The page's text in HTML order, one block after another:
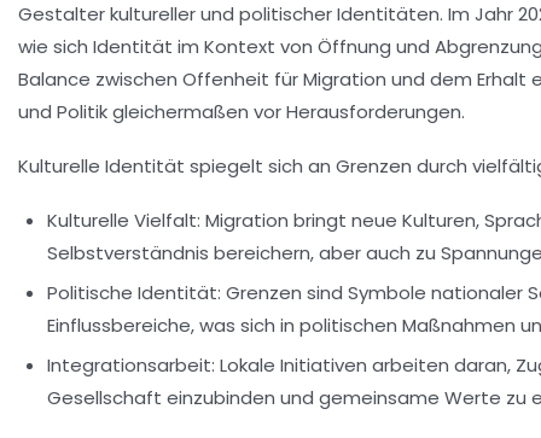
Gestalter kultureller und politischer Identitäten. Im Jahr
wie sich Identität im Kontext von Öffnung und
Balance zwischen Offenheit für Migration und dem Erhalt
und Politik gleichermaßen vor Herausforderungen.
Kulturelle Identität spiegelt sich an Grenzen durch
Kulturelle Vielfalt: Migration bringt neue Kulturen,
Selbstverständnis bereichern, aber auch zu
Politische Identität: Grenzen sind Symbole nationaler
Einflussbereiche, was sich in politischen Maßnahmen
Integrationsarbeit: Lokale Initiativen arbeiten daran,
Gesellschaft einzubinden und gemeinsame Werte zu